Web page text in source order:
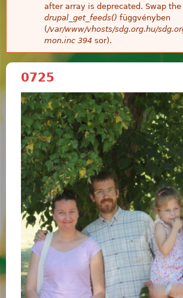
after array is deprecated. Swap
drupal_get_feeds() függvényben
(/var/www/vhosts/sdg.org.hu/
mon.inc 394 sor).
0725